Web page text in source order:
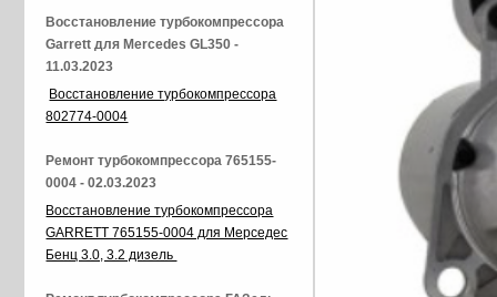
Восстановление турбокомпрессора
Garrett для Mercedes GL350 -
11.03.2023
Восстановление турбокомпрессора
802774-0004
Ремонт турбокомпрессора 765155-
0004 - 02.03.2023
Восстановление турбокомпрессора
GARRETT 765155-0004 для Мерседес
Бенц 3.0, 3.2 дизель